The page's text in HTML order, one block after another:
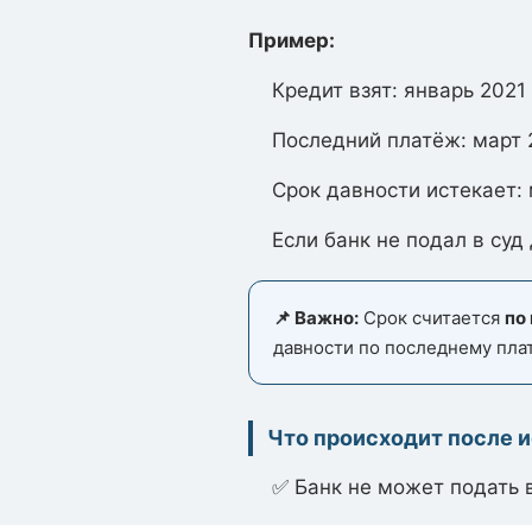
Пример:
Кредит взят: январь 2021
Последний платёж: март
Срок давности
Если банк не подал в
📌 Важно: Срок считается по
давности по последнему
Что происходит после
✅ Банк не может подать